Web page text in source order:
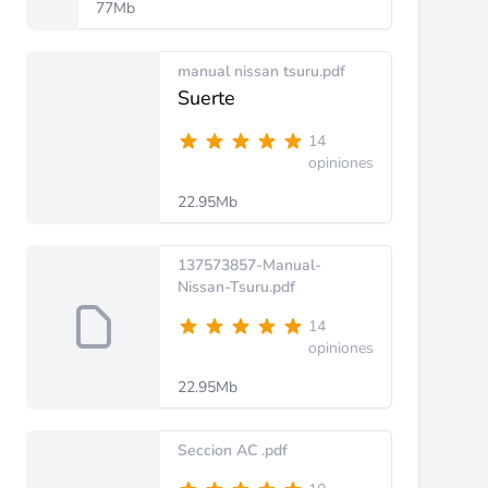
77Mb
manual nissan tsuru.pdf
Suerte
14
opiniones
22.95Mb
137573857-Manual-
Nissan-Tsuru.pdf
14
opiniones
22.95Mb
Seccion AC .pdf